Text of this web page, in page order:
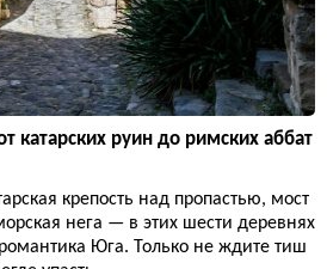
катарских руин до римских аббат
крепость над пропастью, мост
нега — в этих шести деревнях
Юга. Только не ждите тиш